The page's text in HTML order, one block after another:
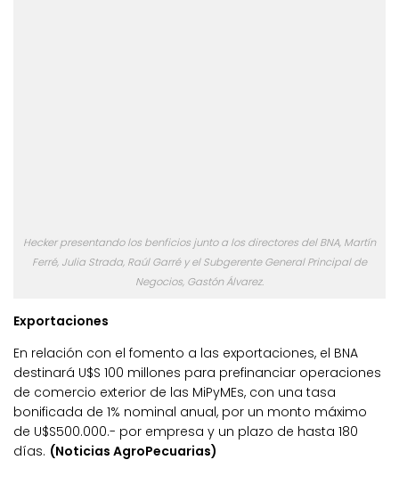
Hecker presentando los benficios junto a los directores del BNA, Martín
Ferré, Julia Strada, Raúl Garré y el Subgerente General Principal de
Negocios, Gastón Álvarez.
Exportaciones
En relación con el fomento a las exportaciones, el BNA
destinará U$S 100 millones para prefinanciar operaciones
de comercio exterior de las MiPyMEs, con una tasa
bonificada de 1% nominal anual, por un monto máximo
de U$S500.000.- por empresa y un plazo de hasta 180
días. (Noticias AgroPecuarias)